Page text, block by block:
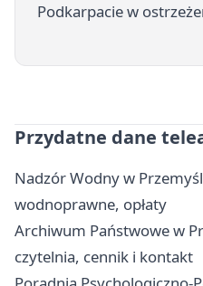
Podkarpacie w
Przydatne dane
Nadzór Wodny w
wodnoprawne, opłaty
Archiwum Państwowe w
czytelnia, cennik i kontakt